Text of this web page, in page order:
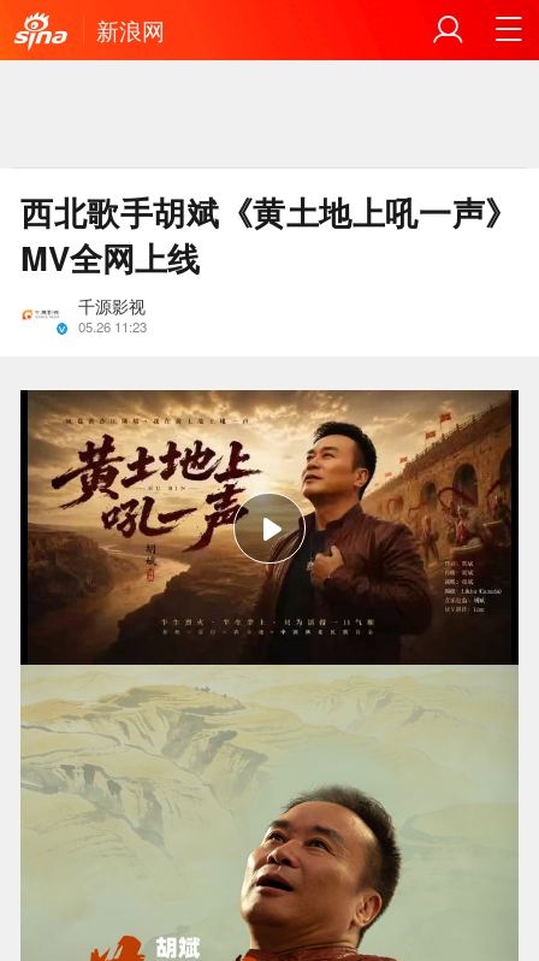
新浪网
西北歌手胡斌《黄土地上吼一声》
MV全网上线
千源影视
05.26 11:23